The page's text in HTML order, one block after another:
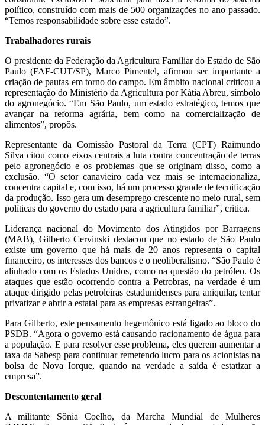
político, construído com mais de 500 organizações no ano passado.
“Temos responsabilidade sobre esse estado”.
Trabalhadores rurais
O presidente da Federação da Agricultura Familiar do Estado de São
Paulo (FAF-CUT/SP), Marco Pimentel, afirmou ser importante a
criação de pautas em torno do campo. Em âmbito nacional criticou a
representação do Ministério da Agricultura por Kátia Abreu, símbolo
do agronegócio. “Em São Paulo, um estado estratégico, temos que
avançar na reforma agrária, bem como na comercialização de
alimentos”, propôs.
Representante da Comissão Pastoral da Terra (CPT) Raimundo
Silva citou como eixos centrais a luta contra concentração de terras
pelo agronegócio e os problemas que se originam disso, como a
exclusão. “O setor canavieiro cada vez mais se internacionaliza,
concentra capital e, com isso, há um processo grande de tecnificação
da produção. Isso gera um desemprego crescente no meio rural, sem
políticas do governo do estado para a agricultura familiar”, critica.
Liderança nacional do Movimento dos Atingidos por Barragens
(MAB), Gilberto Cervinski destacou que no estado de São Paulo
existe um governo que há mais de 20 anos representa o capital
financeiro, os interesses dos bancos e o neoliberalismo. “São Paulo é
alinhado com os Estados Unidos, como na questão do petróleo. Os
ataques que estão ocorrendo contra a Petrobras, na verdade é um
ataque dirigido pelas petroleiras estadunidenses para aniquilar, tentar
privatizar e abrir a estatal para as empresas estrangeiras”.
Para Gilberto, este pensamento hegemônico está ligado ao bloco do
PSDB. “Agora o governo está causando racionamento de água para
a população. E para resolver esse problema, eles querem aumentar a
taxa da Sabesp para continuar remetendo lucro para os acionistas na
bolsa de Nova Iorque, quando na verdade a saída é estatizar a
empresa”.
Descontentamento geral
A militante Sônia Coelho, da Marcha Mundial de Mulheres